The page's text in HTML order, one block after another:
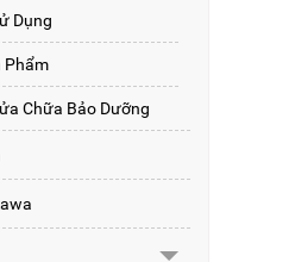
Dụng
Phẩm
Chữa Bảo Dưỡng